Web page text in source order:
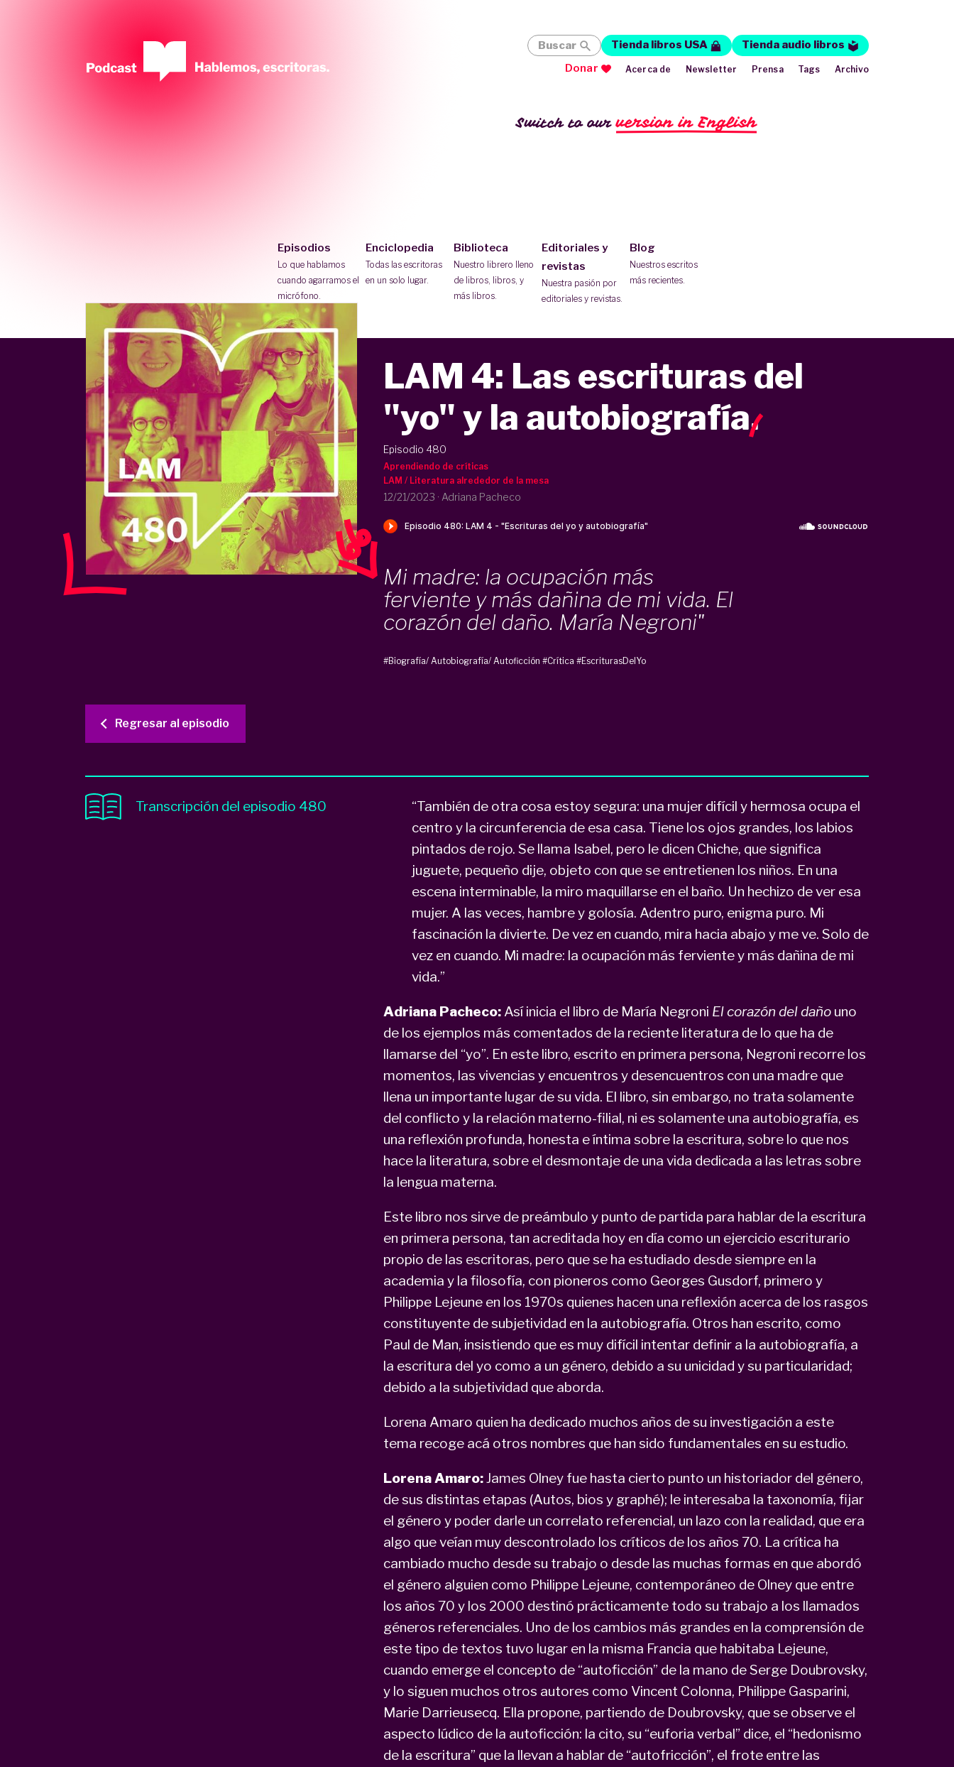
Switch to ourversion in English
Episodios
Lo que hablamos
cuando agarramos el
micrófono.
Enciclopedia
Todas las escritoras
en un solo lugar.
Biblioteca
Nuestro librero lleno
de libros, libros, y
más libros.
Editoriales y
revistas
Nuestra pasión por
editoriales y revistas.
Blog
Nuestros escritos
más recientes.
Buscar Tienda libros USA
Tienda audio libros
Donar
Acerca de Newsletter Prensa Tags Archivo
LAM 4: Las escrituras del
"yo" y la autobiografía.
Episodio 480
Aprendiendo de críticas
LAM / Literatura alrededor de la mesa
12/21/2023 · Adriana Pacheco
Mi madre: la ocupación más
ferviente y más dañina de mi vida. El
corazón del daño. María Negroni"
#Biografía/ Autobiografía/ Autoficción #Crítica #EscriturasDelYo
Transcripción del episodio 480
Regresar al episodio
“También de otra cosa estoy segura: una mujer difícil y hermosa ocupa el
centro y la circunferencia de esa casa. Tiene los ojos grandes, los labios
pintados de rojo. Se llama Isabel, pero le dicen Chiche, que significa
juguete, pequeño dije, objeto con que se entretienen los niños. En una
escena interminable, la miro maquillarse en el baño. Un hechizo de ver esa
mujer. A las veces, hambre y golosía. Adentro puro, enigma puro. Mi
fascinación la divierte. De vez en cuando, mira hacia abajo y me ve. Solo de
vez en cuando. Mi madre: la ocupación más ferviente y más dañina de mi
vida.”
Adriana Pacheco: Así inicia el libro de María Negroni El corazón del dañouno
de los ejemplos más comentados de la reciente literatura de lo que ha de
llamarse del “yo”. En este libro, escrito en primera persona, Negroni recorre los
momentos, las vivencias y encuentros y desencuentros con una madre que
llena un importante lugar de su vida. El libro, sin embargo, no trata solamente
del conflicto y la relación materno-filial, ni es solamente una autobiografía, es
una reflexión profunda, honesta e íntima sobre la escritura, sobre lo que nos
hace la literatura, sobre el desmontaje de una vida dedicada a las letras sobre
la lengua materna.
Este libro nos sirve de preámbulo y punto de partida para hablar de la escritura
en primera persona, tan acreditada hoy en día como un ejercicio escriturario
propio de las escritoras, pero que se ha estudiado desde siempre en la
academia y la filosofía, con pioneros como Georges Gusdorf, primero y
Philippe Lejeune en los 1970s quienes hacen una reflexión acerca de los rasgos
constituyente de subjetividad en la autobiografía. Otros han escrito, como
Paul de Man, insistiendo que es muy difícil intentar definir a la autobiografía, a
la escritura del yo como a un género, debido a su unicidad y su particularidad;
debido a la subjetividad que aborda.
Lorena Amaro quien ha dedicado muchos años de su investigación a este
tema recoge acá otros nombres que han sido fundamentales en su estudio.
Lorena Amaro:James Olney fue hasta cierto punto un historiador del género,
de sus distintas etapas (Autos, bios y graphé); le interesaba la taxonomía, fijar
el género y poder darle un correlato referencial, un lazo con la realidad, que era
algo que veían muy descontrolado los críticos de los años 70. La crítica ha
cambiado mucho desde su trabajo o desde las muchas formas en que abordó
el género alguien como Philippe Lejeune, contemporáneo de Olney que entre
los años 70 y los 2000 destinó prácticamente todo su trabajo a los llamados
géneros referenciales. Uno de los cambios más grandes en la comprensión de
este tipo de textos tuvo lugar en la misma Francia que habitaba Lejeune,
cuando emerge el concepto de “autoficción” de la mano de Serge Doubrovsky,
y lo siguen muchos otros autores como Vincent Colonna, Philippe Gasparini,
Marie Darrieusecq. Ella propone, partiendo de Doubrovsky, que se observe el
aspecto lúdico de la autoficción: la cito, su “euforia verbal” dice, el “hedonismo
de la escritura” que la llevan a hablar de “autofricción”, el frote entre las